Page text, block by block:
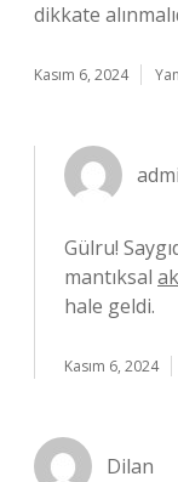
dikkate
Kasım 6, 2024
Gülru!
mantıksal
hale geldi.
Kasım 6, 2024
Dilan